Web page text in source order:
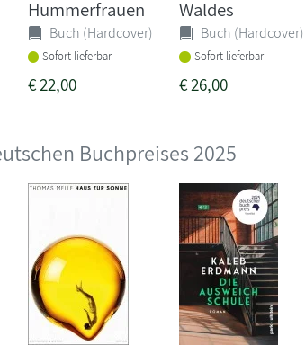
Hummerfrauen
Buch (Hardcover)
Sofort lieferbar
€22,00
Waldes
Buch (Hardcover)
Sofort lieferbar
€26,00
Buchpreises 2025